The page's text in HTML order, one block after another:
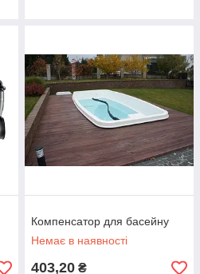
Компенсатор для басейну
Немає в наявності
403,20 ₴